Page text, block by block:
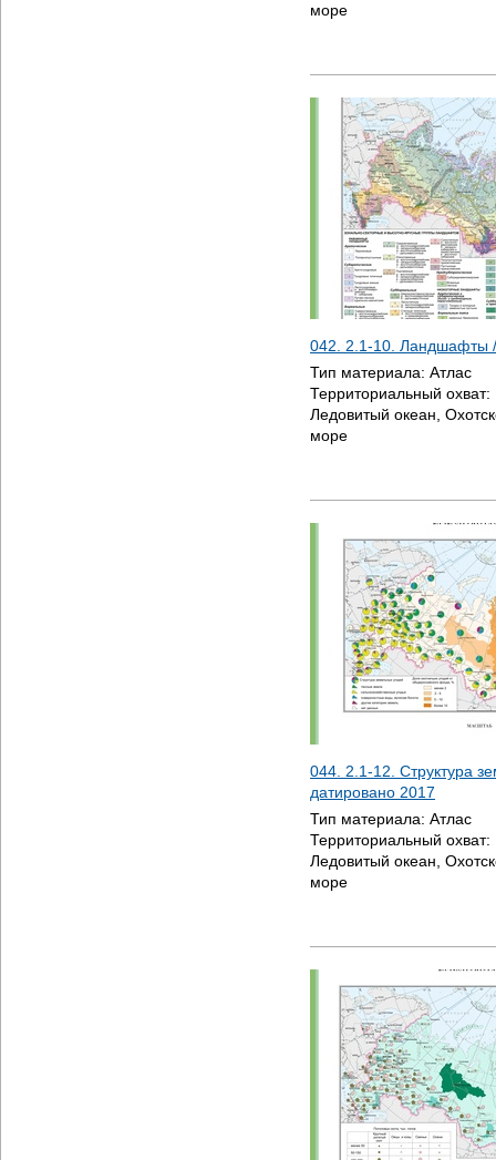
море
042. 2.1-10. Ландшафты
Тип материала: Атлас
Территориальный охват:
Ледовитый океан,
море
044. 2.1-12. Структура
датировано 2017
Тип материала: Атлас
Территориальный охват:
Ледовитый океан,
море